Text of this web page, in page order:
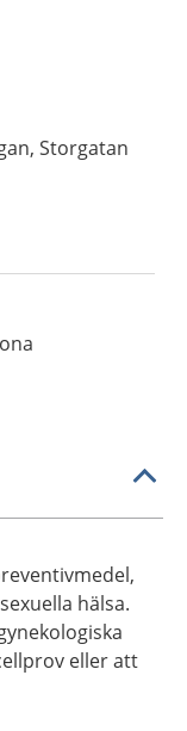
Storgatan
hälsa.
eller att